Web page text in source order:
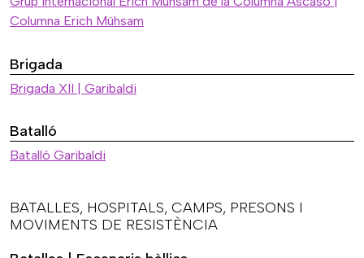
Columna Erich Mühsam
Brigada
Brigada XII | Garibaldi
Batalló
Batalló Garibaldi
BATALLES, HOSPITALS, CAMPS, PRESONS I
MOVIMENTS DE RESISTÈNCIA